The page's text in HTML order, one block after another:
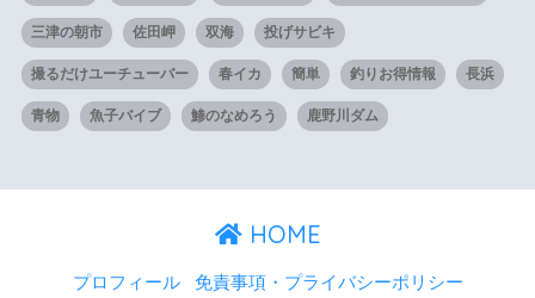
三津の朝市 佐田岬 双海 投げサビキ
撮るだけユーチューバー 春イカ 簡単 釣りお得情報 長浜
青物 魚子バイブ 鯵のなめろう 鹿野川ダム
HOME
プロフィール 免責事項・プライバシーポリシー